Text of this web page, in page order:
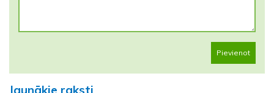
Pievienot
Jaunākie raksti